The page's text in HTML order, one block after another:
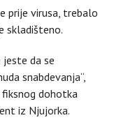
prije virusa, trebalo
skladišteno.
da se
snabdevanja“,
dohotka
iz Njujorka.